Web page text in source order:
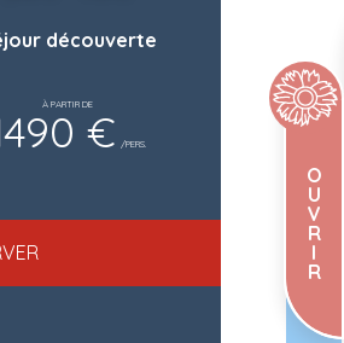
découverte
À PARTIR DE
€ /PERS.
O
U
V
R
I
R